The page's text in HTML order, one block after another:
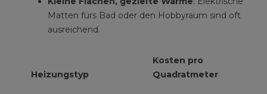
Matten fürs Bad oder den Hobbyraum sind oft
ausreichend.
Heizungstyp
Kosten pro
Quadratmeter